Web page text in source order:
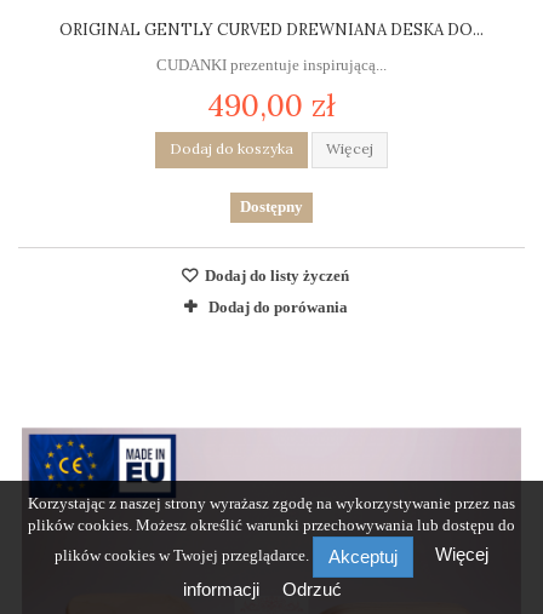
ORIGINAL GENTLY CURVED DREWNIANA DESKA DO...
CUDANKI prezentuje inspirującą...
490,00 zł
Dodaj do koszyka Więcej
Dostępny
Dodaj do listy życzeń
Dodaj do porówania
Korzystając z naszej strony wyrażasz zgodę na wykorzystywanie przez nas
plików cookies. Możesz określić warunki przechowywania lub dostępu do
plików cookies w Twojej przeglądarce.
Akceptuj
Więcej
informacji
Odrzuć